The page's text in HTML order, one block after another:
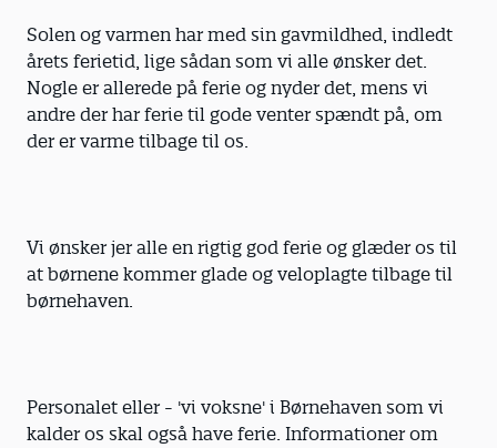
Solen og varmen har med sin gavmildhed, indledt
årets ferietid, lige sådan som vi alle ønsker det.
Nogle er allerede på ferie og nyder det, mens vi
andre der har ferie til gode venter spændt på, om
der er varme tilbage til os.
Vi ønsker jer alle en rigtig god ferie og glæder os til
at børnene kommer glade og veloplagte tilbage til
børnehaven.
Personalet eller - 'vi voksne' i Børnehaven som vi
kalder os skal også have ferie. Informationer om